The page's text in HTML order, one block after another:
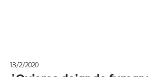
13/2/2020